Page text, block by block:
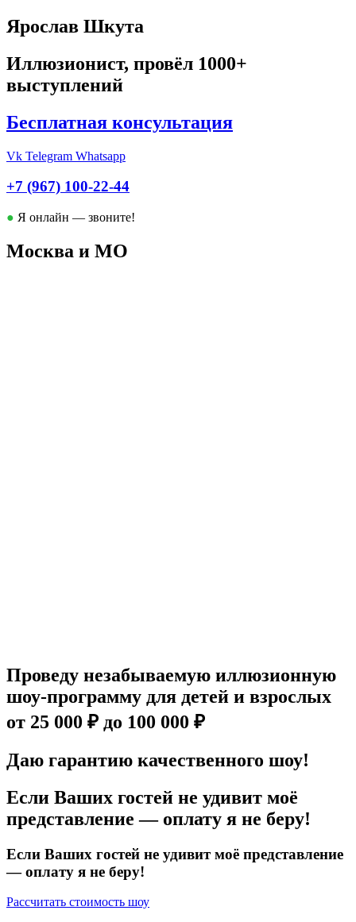
Ярослав Шкута
Иллюзионист, провёл 1000+
выступлений
Бесплатная консультация
Vk Telegram Whatsapp
+7 (967) 100-22-44
● Я онлайн — звоните!
Москва и МО
Проведу незабываемую иллюзионную
шоу-программу для детей и взрослых
от 25 000 ₽ до 100 000 ₽
Даю гарантию качественного шоу!
Если Ваших гостей не удивит моё
представление — оплату я не беру!
Если Ваших гостей не удивит моё представление
— оплату я не беру!
Рассчитать стоимость шоу